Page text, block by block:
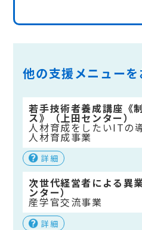
他の支援メニューを
若手技術者養成講座《
ス》（上田センター）
人材育成をしたいITの
人材育成事業
詳細
次世代経営者による異
ンター）
産学官交流事業
詳細